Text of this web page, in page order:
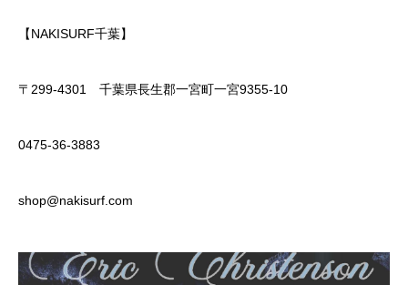
【NAKISURF千葉】
〒299-4301 千葉県長生郡一宮町一宮9355-10
0475-36-3883
shop@nakisurf.com